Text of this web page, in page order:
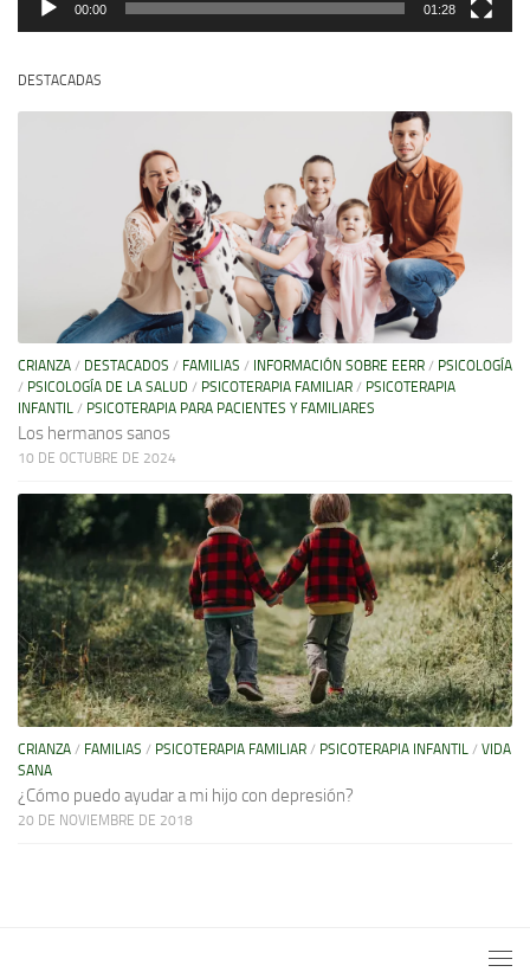
00:00 01:28
DESTACADAS
CRIANZA / DESTACADOS / FAMILIAS / INFORMACIÓN SOBRE EERR / PSICOLOGÍA
/ PSICOLOGÍA DE LA SALUD / PSICOTERAPIA FAMILIAR / PSICOTERAPIA
INFANTIL / PSICOTERAPIA PARA PACIENTES Y FAMILIARES
Los hermanos sanos
10 DE OCTUBRE DE 2024
CRIANZA / FAMILIAS / PSICOTERAPIA FAMILIAR / PSICOTERAPIA INFANTIL / VIDA
SANA
¿Cómo puedo ayudar a mi hijo con depresión?
20 DE NOVIEMBRE DE 2018